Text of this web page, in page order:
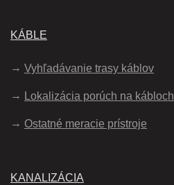
KÁBLE
Vyhľadávanie trasy káblov
Lokalizácia porúch na kábloch
Ostatné meracie prístroje
KANALIZÁCIA